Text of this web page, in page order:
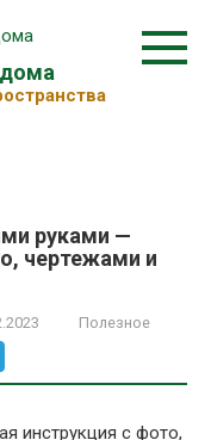
руками —
чертежами и
Полезное